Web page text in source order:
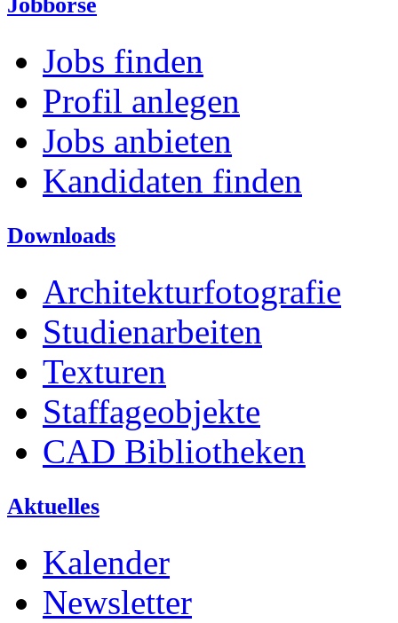
Jobbörse
Jobs finden
Profil anlegen
Jobs anbieten
Kandidaten finden
Downloads
Architekturfotografie
Studienarbeiten
Texturen
Staffageobjekte
CAD Bibliotheken
Aktuelles
Kalender
Newsletter